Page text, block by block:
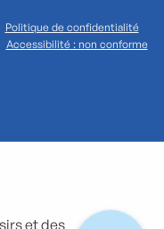
Politique de confidentialité
Accessibilité : non conforme
et des